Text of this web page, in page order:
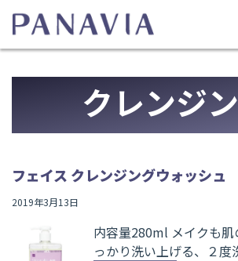
クレンジ
フェイス クレンジングウォッシュ
2019年3月13日
内容量280ml メイクも
っかり洗い上げる、２